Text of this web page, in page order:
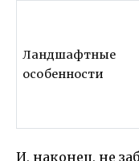
Ландшафтные
особенности
И, наконец, не